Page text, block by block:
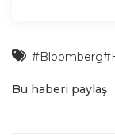
#Bloomberg
Bu haberi paylaş